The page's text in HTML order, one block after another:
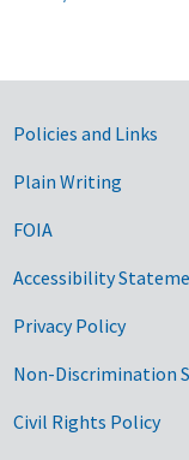
Policies and Links
Plain Writing
FOIA
Accessibility
Privacy Policy
Non-Discrimination
Civil Rights Policy